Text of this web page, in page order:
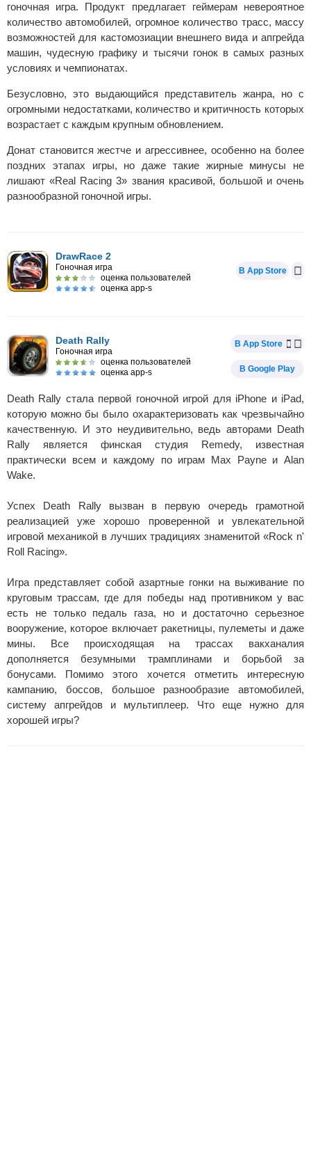
гоночная игра. Продукт предлагает геймерам невероятное
количество автомобилей, огромное количество трасс, массу
возможностей для кастомозиации внешнего вида и апгрейда
машин, чудесную графику и тысячи гонок в самых разных
условиях и чемпионатах.
Безусловно, это выдающийся представитель жанра, но с
огромными недостатками, количество и критичность которых
возрастает с каждым крупным обновлением.
Донат становится жестче и агрессивнее, особенно на более
поздних этапах игры, но даже такие жирные минусы не
лишают «Real Racing 3» звания красивой, большой и очень
разнообразной гоночной игры.
DrawRace 2
Гоночная игра
оценка пользователей
оценка app-s
В App Store
Death Rally
Гоночная игра
оценка пользователей
оценка app-s
В App Store
В Google Play
Death Rally стала первой гоночной игрой для iPhone и iPad,
которую можно бы было охарактеризовать как чрезвычайно
качественную. И это неудивительно, ведь авторами Death
Rally является финская студия Remedy, известная
практически всем и каждому по играм Max Payne и Alan
Wake.
Успех Death Rally вызван в первую очередь грамотной
реализацией уже хорошо проверенной и увлекательной
игровой механикой в лучших традициях знаменитой «Rock n'
Roll Racing».
Игра представляет собой азартные гонки на выживание по
круговым трассам, где для победы над противником у вас
есть не только педаль газа, но и достаточно серьезное
вооружение, которое включает ракетницы, пулеметы и даже
мины. Все происходящая на трассах вакханалия
дополняется безумными трамплинами и борьбой за
бонусами. Помимо этого хочется отметить интересную
кампанию, боссов, большое разнообразие автомобилей,
систему апгрейдов и мультиплеер. Что еще нужно для
хорошей игры?